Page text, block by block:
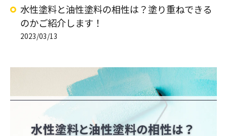
水性塗料と油性塗料の相性は？塗り重ねできる
のかご紹介します！
2023/03/13